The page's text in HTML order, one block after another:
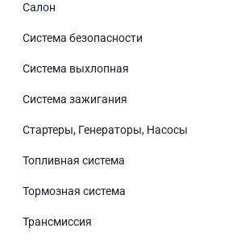
Салон
Система безопасности
Система выхлопная
Система зажигания
Стартеры, Генераторы, Насосы
Топливная система
Тормозная система
Трансмиссия